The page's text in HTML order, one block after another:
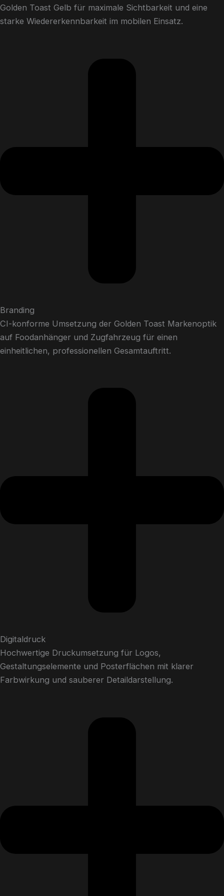
Golden Toast Gelb für maximale Sichtbarkeit und eine
starke Wiedererkennbarkeit im mobilen Einsatz.
Branding
CI-konforme Umsetzung der Golden Toast Markenoptik
auf Foodanhänger und Zugfahrzeug für einen
einheitlichen, professionellen Gesamtauftritt.
Digitaldruck
Hochwertige Druckumsetzung für Logos,
Gestaltungselemente und Posterflächen mit klarer
Farbwirkung und sauberer Detaildarstellung.